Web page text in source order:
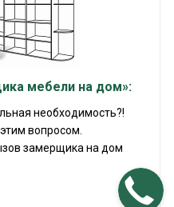
мебели на дом»:
необходимость?!
вопросом.
замерщика на дом